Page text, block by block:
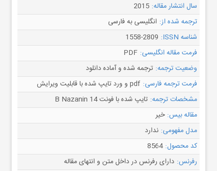
سال انتشار مقاله: 2015
ترجمه شده از: انگلیسی به فارسی
شناسه ISSN:
1558-2809
فرمت مقاله انگلیسی: PDF
وضعیت ترجمه: ترجمه شده و آماده دانلود
فرمت ترجمه فارسی: pdf و ورد تایپ شده با قابلیت ویرایش
مشخصات ترجمه: تایپ شده با فونت B Nazanin 14
مقاله بیس: خیر
مدل مفهومی: ندارد
کد محصول: 8564
رفرنس: دارای رفرنس در داخل متن و انتهای مقاله